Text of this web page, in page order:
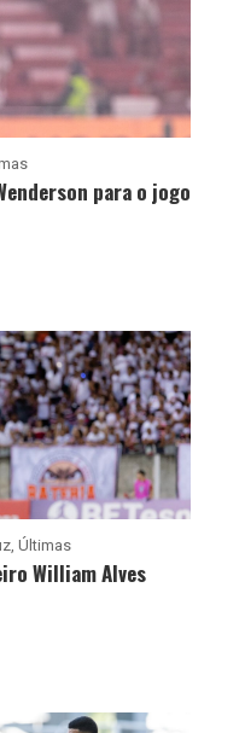
para o jogo
, Últimas
William Alves